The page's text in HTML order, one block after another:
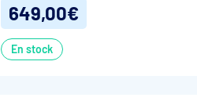
649,00€
En stock